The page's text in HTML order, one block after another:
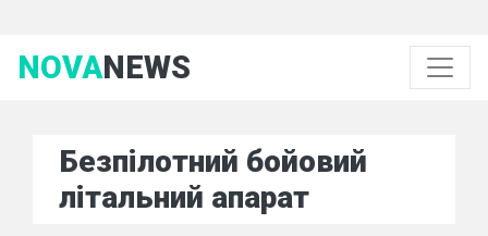
NOVANEWS
Безпілотний бойовий
літальний апарат